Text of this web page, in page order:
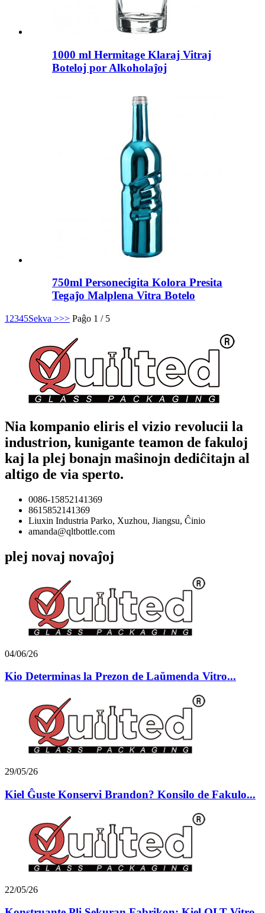
1000 ml Hermitage Klaraj Vitraj
Boteloj por Alkoholaĵoj
750ml Personecigita Kolora Presita
Tegaĵo Malplena Vitra Botelo
1 2345Sekva >>> Paĝo 1 / 5
Nia kompanio eliris el vizio revolucii la
industrion, kunigante teamon de fakuloj
kaj la plej bonajn maŝinojn dediĉitajn al
altigo de via sperto.
0086-15852141369
8615852141369
Liuxin Industria Parko, Xuzhou, Jiangsu, Ĉinio
amanda@qltbottle.com
plej novaj novaĵoj
04/06/26
Kio Determinas la Prezon de Laŭmenda Vitro...
29/05/26
Kiel Ĝuste Konservi Brandon? Konsilo de Fakulo...
22/05/26